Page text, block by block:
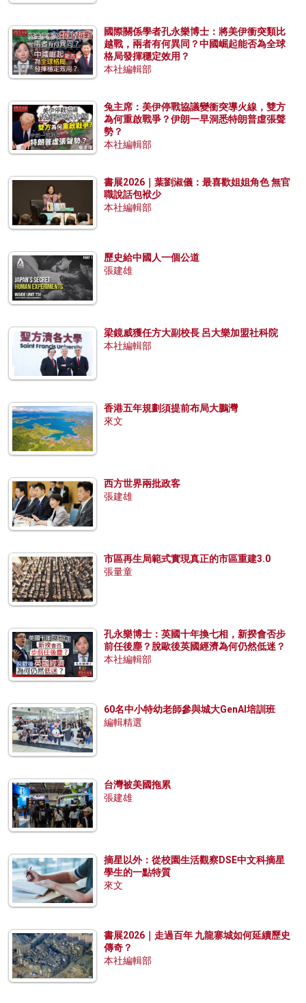
國際關係學者孔永樂博士：將美伊衝突類比
越戰，兩者有何異同？中國崛起能否為全球
格局發揮穩定效用？
本社編輯部
兔主席：美伊停戰協議變衝突導火線，雙方
為何重啟戰爭？伊朗一早洞悉特朗普虛張聲
勢？
本社編輯部
書展2026｜葉劉淑儀：最喜歡姐姐角色 無官
職說話包袱少
本社編輯部
歷史給中國人一個公道
張建雄
梁鏡威獲任方大副校長 呂大樂加盟社科院
本社編輯部
香港五年規劃須提前布局大鵬灣
來文
西方世界兩批政客
張建雄
市區再生局範式實現真正的市區重建3.0
張量童
孔永樂博士：英國十年換七相，新揆會否步
前任後塵？脫歐後英國經濟為何仍然低迷？
本社編輯部
60名中小特幼老師參與城大GenAI培訓班
編輯精選
台灣被美國拖累
張建雄
摘星以外：從校園生活觀察DSE中文科摘星
學生的一點特質
來文
書展2026｜走過百年 九龍寨城如何延續歷史
傳奇？
本社編輯部